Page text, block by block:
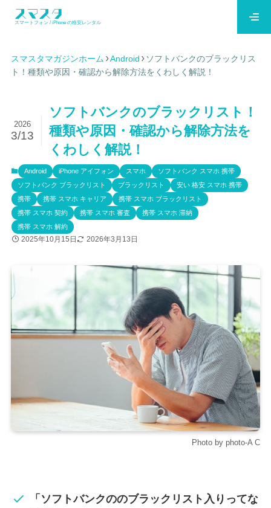
スマートフォン / iPhone の格安レンタル
スマスタマガジンホーム Android
ソフトバンクのブラックリス
ト！種類や原因・確認から解除方法をくわしく解説！
ソフトバンクのブラックリスト！
種類や原因・確認から解除方法を
くわしく解説！
2026
3/13
Android iPhone アイフォン スマホ
ソフトバンク スマホ 携帯
ソフトバンク ブラックリスト
ブラックリスト
安い 格安 スマホ 携帯
携帯
携帯 スマホ キャリア
携帯 スマホ ブラックリスト
携帯 スマホ 契約
携帯 スマホ 審査
携帯 スマホ 滞納
携帯 スマホ 解約
2025年10月15日 2026年3月13日
Photo by photo-A C
「ソフトバンクののブラックリスト入りってな